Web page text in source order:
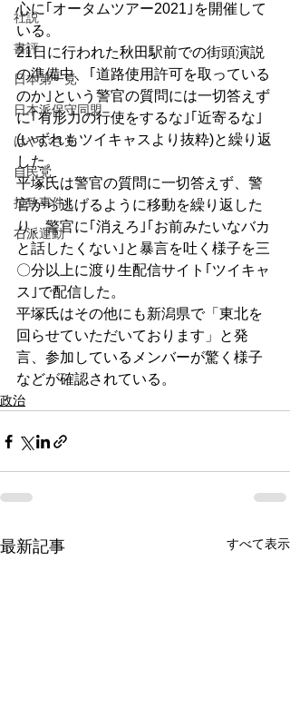
社説
書評
日本第一党
日本派保守同盟
はやぶさ党
自民党
拉致事件
右派運動
心に｢オータムツアー2021｣を開催して
いる。
21日に行われた秋田駅前での街頭演説
の準備中、｢道路使用許可を取っている
のか｣という警官の質問には一切答えず
に｢有形力の行使をするな｣｢近寄るな｣
(いずれもツイキャスより抜粋)と繰り返
した。
平塚氏は警官の質問に一切答えず、警
官から逃げるように移動を繰り返した
り、警官に｢消えろ｣｢お前みたいなバカ
と話したくない｣と暴言を吐く様子を三
〇分以上に渡り生配信サイト｢ツイキャ
ス｣で配信した。
平塚氏はその他にも新潟県で「東北を
回らせていただいております」と発
言、参加しているメンバーが驚く様子
などが確認されている。
政治
最新記事 すべて表示